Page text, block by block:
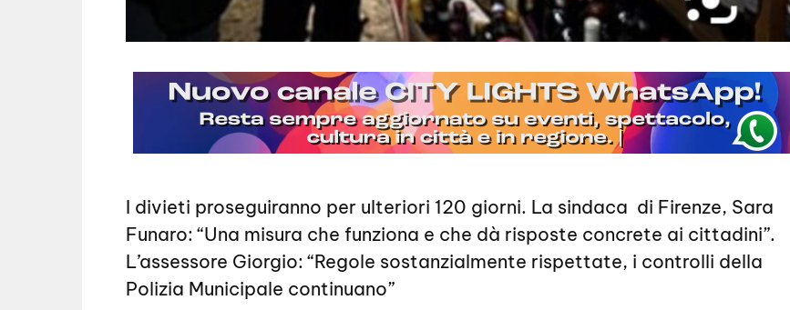
I divieti proseguiranno per ulteriori 120 giorni. La sindaca di Firenze, Sara
Funaro: “Una misura che funziona e che dà risposte concrete ai cittadini”.
L’assessore Giorgio: “Regole sostanzialmente rispettate, i controlli della
Polizia Municipale continuano”